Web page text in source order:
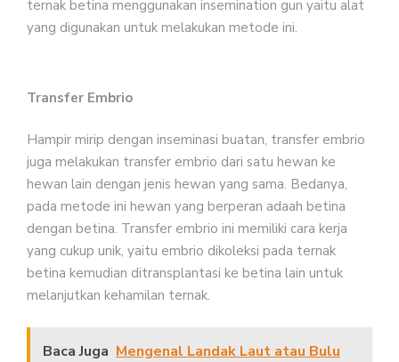
ternak betina menggunakan insemination gun yaitu alat
yang digunakan untuk melakukan metode ini.
Transfer Embrio
Hampir mirip dengan inseminasi buatan, transfer embrio
juga melakukan transfer embrio dari satu hewan ke
hewan lain dengan jenis hewan yang sama. Bedanya,
pada metode ini hewan yang berperan adaah betina
dengan betina. Transfer embrio ini memiliki cara kerja
yang cukup unik, yaitu embrio dikoleksi pada ternak
betina kemudian ditransplantasi ke betina lain untuk
melanjutkan kehamilan ternak.
Baca Juga Mengenal Landak Laut atau Bulu